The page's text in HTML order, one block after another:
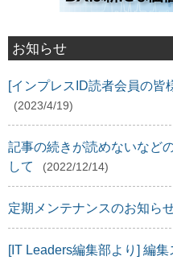
お知らせ
[インプレスID読者会員の皆
(2023/4/19)
記事の続きが読めないなど
して
(2022/12/14)
定期メンテナンスのお知ら
[IT Leaders編集部より] 編